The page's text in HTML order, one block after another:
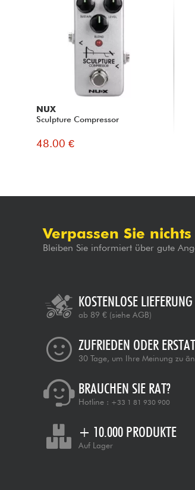
NUX
Sculpture Compressor
48.00 €
Verpassen Sie nichts
Bleiben Sie informiert über gute
KOSTENLOSE LIEFERUNG
ab 89 € (siehe AGB)
ZUFRIEDEN ODER
30 Tage, um Ihre Meinung zu
BRAUCHEN SIE RAT?
Hotline : +33 1 81 930 900
+ 10.000 PRODUKTE
Auf Lager